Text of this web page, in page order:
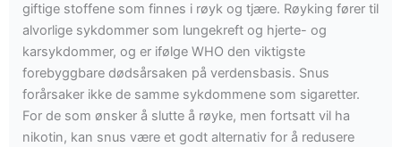
giftige stoffene som finnes i røyk og tjære. Røyking fører til
alvorlige sykdommer som lungekreft og hjerte- og
karsykdommer, og er ifølge WHO den viktigste
forebyggbare dødsårsaken på verdensbasis. Snus
forårsaker ikke de samme sykdommene som sigaretter.
For de som ønsker å slutte å røyke, men fortsatt vil ha
nikotin, kan snus være et godt alternativ for å redusere